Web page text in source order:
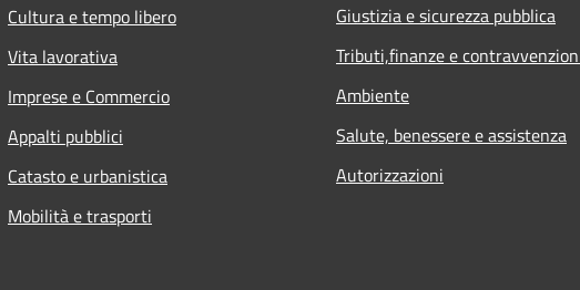
Cultura e tempo libero
Vita lavorativa
Imprese e Commercio
Appalti pubblici
Catasto e urbanistica
Mobilità e trasporti
Giustizia e sicurezza pubblica
Tributi,finanze e
Ambiente
Salute, benessere e assistenza
Autorizzazioni